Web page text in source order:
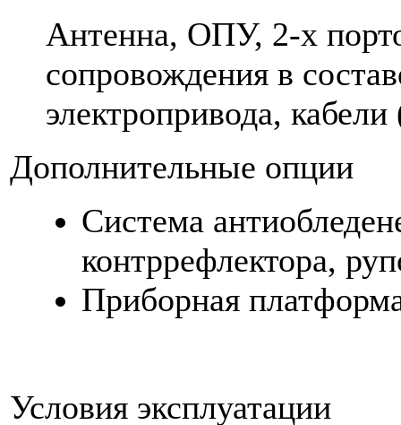
Антенна, ОПУ, 2-х
сопровождения в
электропривода,
Дополнительные опции
Система
контррефлектора,
Приборная
Условия эксплуатации